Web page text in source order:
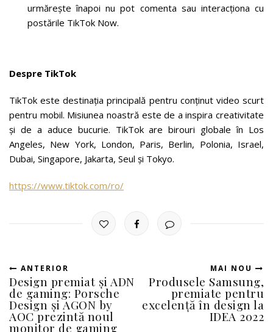
urmărește înapoi nu pot comenta sau interacționa cu
postările TikTok Now.
Despre TikTok
TikTok este destinația principală pentru conținut video scurt
pentru mobil. Misiunea noastră este de a inspira creativitate
și de a aduce bucurie. TikTok are birouri globale în Los
Angeles, New York, London, Paris, Berlin, Polonia, Israel,
Dubai, Singapore, Jakarta, Seul și Tokyo.
https://www.tiktok.com/ro/
ANTERIOR
Design premiat și ADN
de gaming: Porsche
Design și AGON by
AOC prezintă noul
monitor de gaming
MAI NOU
Produsele Samsung,
premiate pentru
excelență în design la
IDEA 2022